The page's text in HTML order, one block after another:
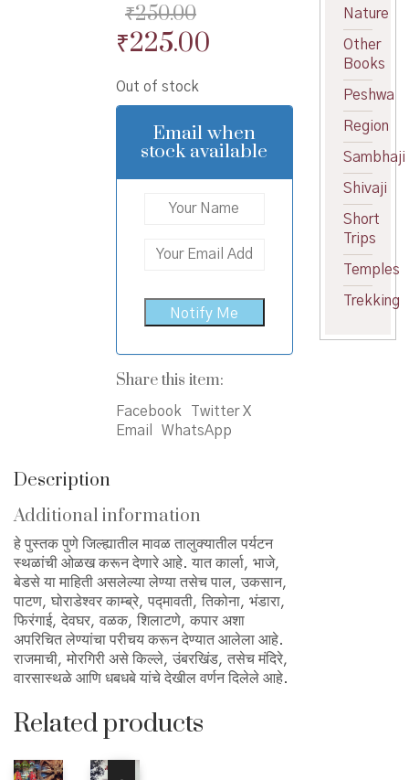
₹250.00
Original
was:
₹250.00.
₹225.00Current
is:
₹225.00.
Out of stock
Email when
stock available
Share this item:
Facebook
Twitter X
Email
WhatsApp
Description
Additional information
हे पुस्तक पुणे जिल्ह्यातील मावळ तालुक्यातील पर्यटन
स्थळांची ओळख करून देणारे आहे. यात कार्ला, भाजे,
बेडसे या माहिती असलेल्या लेण्या तसेच पाल, उकसान,
पाटण, घोराडेश्वर काम्ब्रे, पद्मावती, तिकोना, भंडारा,
फिरंगाई, देवघर, वळक, शिलाटणे, कपार अशा
अपरिचित लेण्यांचा परीचय करून देण्यात आलेला आहे.
राजमाची, मोरगिरी असे किल्ले, उंबरखिंड, तसेच मंदिरे,
वारसास्थळे आणि धबधबे यांचे देखील वर्णन दिलेले आहे.
Related products
Nature
Other
Books
Peshwa
Region
Sambhaji
Shivaji
Short
Trips
Temples
Trekking